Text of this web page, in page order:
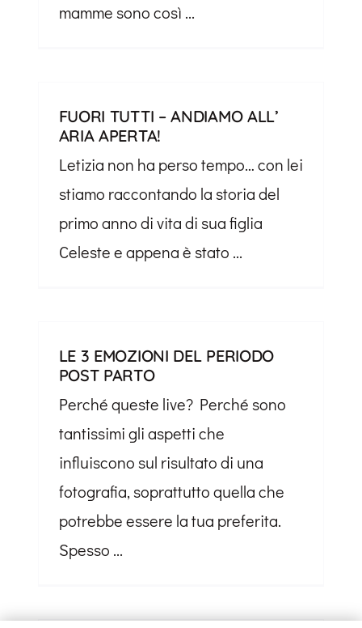
mamme sono così ...
FUORI TUTTI – ANDIAMO ALL’
ARIA APERTA!
Letizia non ha perso tempo… con lei
stiamo raccontando la storia del
primo anno di vita di sua figlia
Celeste e appena è stato ...
LE 3 EMOZIONI DEL PERIODO
POST PARTO
Perché queste live? Perché sono
tantissimi gli aspetti che
influiscono sul risultato di una
fotografia, soprattutto quella che
potrebbe essere la tua preferita.
Spesso ...